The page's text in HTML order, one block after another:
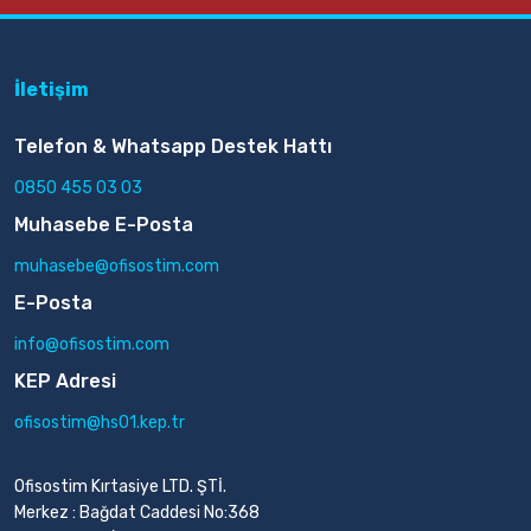
İletişim
Telefon & Whatsapp Destek Hattı
0850 455 03 03
Muhasebe E-Posta
muhasebe@ofisostim.com
E-Posta
info@ofisostim.com
KEP Adresi
ofisostim@hs01.kep.tr
Ofisostim Kırtasiye LTD. ŞTİ.
Merkez : Bağdat Caddesi No:368